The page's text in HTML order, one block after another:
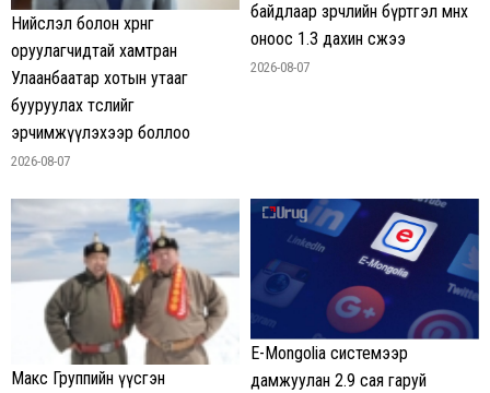
Нийслэл болон хөрөнгө
оруулагчидтай хамтран
Улаанбаатар хотын утааг
бууруулах төслийг
эрчимжүүлэхээр боллоо
2026-08-07
байдлаар зөрчлийн бүртгэл өмнөх
оноос 1.3 дахин өсжээ
2026-08-07
Макс Группийн үүсгэн
E-Mongolia системээр
дамжуулан 2.9 сая гаруй